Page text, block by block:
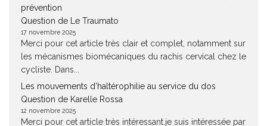
prévention
Question de Le Traumato
17 novembre 2025
Merci pour cet article très clair et complet, notamment sur
les mécanismes biomécaniques du rachis cervical chez le
cycliste. Dans...
Les mouvements d’haltérophilie au service du dos
Question de Karelle Rossa
12 novembre 2025
Merci pour cet article très intéressant.je suis intéressée par